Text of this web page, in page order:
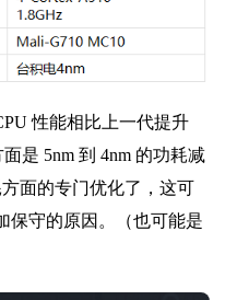
性能相比上一代提升
是 5nm 到 4nm 的功耗减
面的专门优化了，这可
保守的原因。（也可能是